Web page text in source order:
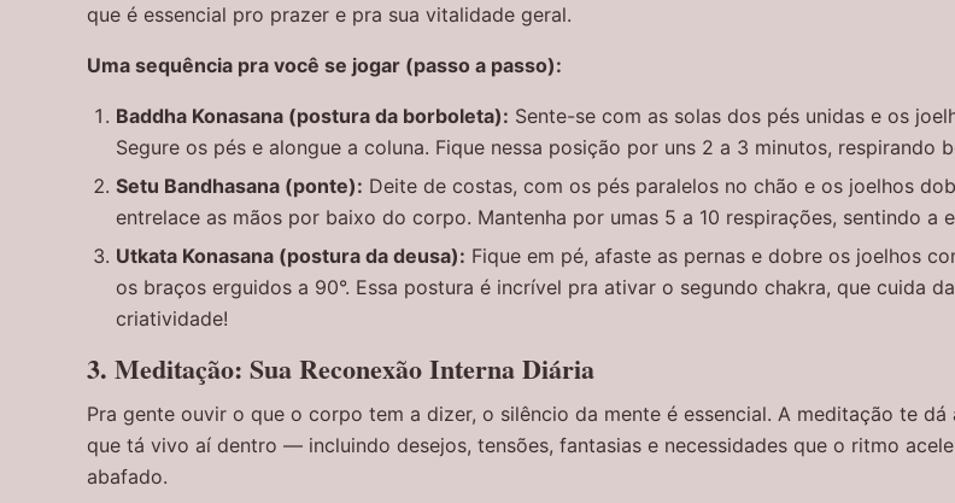
que é essencial pro prazer e pra sua vitalidade geral.
Uma sequência pra você se jogar (passo a passo):
Baddha Konasana (postura da borboleta): Sente-se com as solas dos pés unidas e os
Segure os pés e alongue a coluna. Fique nessa posição por uns 2 a 3 minutos, respirando
Setu Bandhasana (ponte): Deite de costas, com os pés paralelos no chão e os joelhos
entrelace as mãos por baixo do corpo. Mantenha por umas 5 a 10 respirações, sentindo a
Utkata Konasana (postura da deusa): Fique em pé, afaste as pernas e dobre os joelhos
os braços erguidos a 90°. Essa postura é incrível pra ativar o segundo chakra, que cuida
criatividade!
3. Meditação: Sua Reconexão Interna Diária
Pra gente ouvir o que o corpo tem a dizer, o silêncio da mente é essencial. A meditação te dá
que tá vivo aí dentro — incluindo desejos, tensões, fantasias e necessidades que o ritmo
abafado.